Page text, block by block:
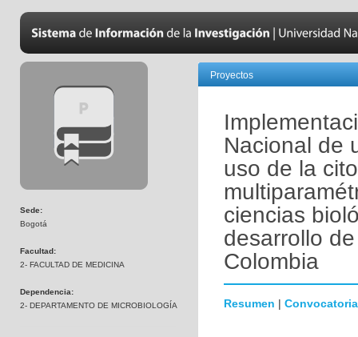
Sede:
Bogotá
Facultad:
2- FACULTAD DE MEDICINA
Dependencia:
2- DEPARTAMENTO DE MICROBIOLOGÍA
Proyectos
Nacional de
uso de la
ciencias
desarrollo
Colombia
Resumen | Convocatoria